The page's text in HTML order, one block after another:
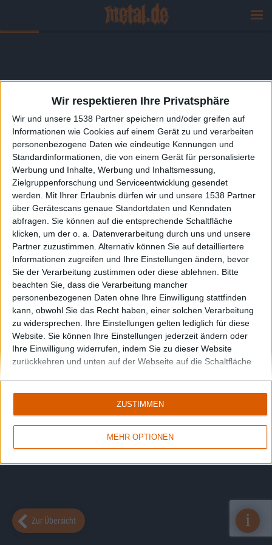
Wir respektieren Ihre Privatsphäre
Wir und unsere 1538 Partner speichern und/oder greifen auf
Informationen wie Cookies auf einem Gerät zu und verarbeiten
personenbezogene Daten wie eindeutige Kennungen und
Standardinformationen, die von einem Gerät für personalisierte
Werbung und Inhalte, Werbung und Inhaltsmessung,
Zielgruppenforschung und Serviceentwicklung gesendet
werden.
Mit Ihrer Erlaubnis dürfen wir und unsere 1538 Partner
über Gerätescans genaue Standortdaten und Kenndaten
abfragen. Sie können auf die entsprechende Schaltfläche
klicken, um der o. a. Datenverarbeitung durch uns und unsere
Partner zuzustimmen. Alternativ können Sie auf detailliertere
Informationen zugreifen und Ihre Einstellungen ändern, bevor
Sie der Verarbeitung zustimmen oder diese ablehnen.
Bitte
beachten Sie, dass die Verarbeitung mancher
personenbezogenen Daten ohne Ihre Einwilligung stattfinden
kann, obwohl Sie das Recht haben, einer solchen Verarbeitung
zu widersprechen. Ihre Einstellungen gelten lediglich für diese
Website. Sie können Ihre Einstellungen jederzeit ändern oder
Ihre Einwilligung widerrufen, indem Sie zu dieser Website
zurückkehren und unten auf der Webseite auf die Schaltfläche
MEHR OPTIONEN
ZUSTIMMEN
Zur Übersicht i